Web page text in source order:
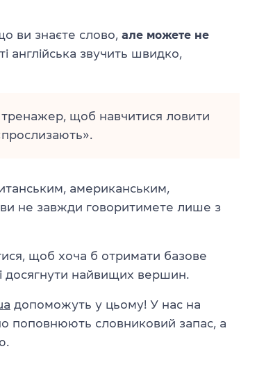
ви знаєте слово, але можете не
англійська звучить швидко,
щоб навчитися ловити
американським,
ви не завжди говоритимете лише з
щоб хоча б отримати базове
і досягнути найвищих вершин.
допоможуть у цьому! У нас на
поповнюють словниковий запас, а